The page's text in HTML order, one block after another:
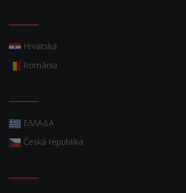
Hrvatska
România
ΕΛΛΑΔΑ
Česká republika